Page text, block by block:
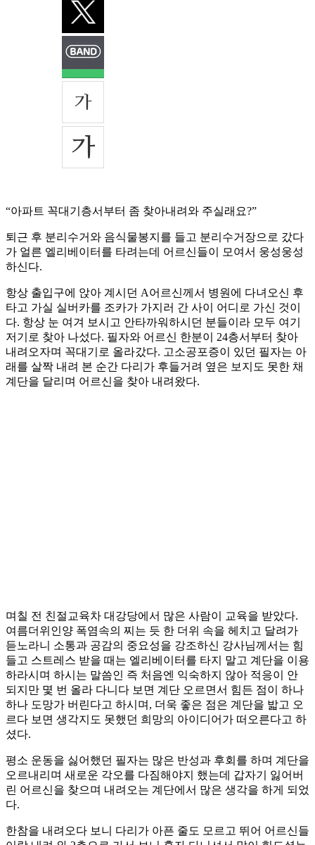
“아파트 꼭대기층서부터 좀 찾아내려와 주실래요?”
퇴근 후 분리수거와 음식물봉지를 들고 분리수거장으로 갔다
가 얼른 엘리베이터를 타려는데 어르신들이 모여서 웅성웅성
하신다.
항상 출입구에 앉아 계시던 A어르신께서 병원에 다녀오신 후
타고 가실 실버카를 조카가 가지러 간 사이 어디로 가신 것이
다. 항상 눈 여겨 보시고 안타까워하시던 분들이라 모두 여기
저기로 찾아 나섰다. 필자와 어르신 한분이 24층서부터 찾아
내려오자며 꼭대기로 올라갔다. 고소공포증이 있던 필자는 아
래를 살짝 내려 본 순간 다리가 후들거려 옆은 보지도 못한 채
계단을 달리며 어르신을 찾아 내려왔다.
며칠 전 친절교육차 대강당에서 많은 사람이 교육을 받았다.
여름더위인양 폭염속의 찌는 듯 한 더위 속을 헤치고 달려가
듣노라니 소통과 공감의 중요성을 강조하신 강사님께서는 힘
들고 스트레스 받을 때는 엘리베이터를 타지 말고 계단을 이용
하라시며 하시는 말씀인 즉 처음엔 익숙하지 않아 적응이 안
되지만 몇 번 올라 다니다 보면 계단 오르면서 힘든 점이 하나
하나 도망가 버린다고 하시며, 더욱 좋은 점은 계단을 밟고 오
르다 보면 생각지도 못했던 희망의 아이디어가 떠오른다고 하
셨다.
평소 운동을 싫어했던 필자는 많은 반성과 후회를 하며 계단을
오르내리며 새로운 각오를 다짐해야지 했는데 갑자기 잃어버
린 어르신을 찾으며 내려오는 계단에서 많은 생각을 하게 되었
다.
한참을 내려오다 보니 다리가 아픈 줄도 모르고 뛰어 어르신들